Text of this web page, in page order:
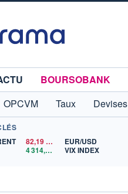
BOURSOBANK
OPCVM Taux Devises
82,19
4 314,46 $US
EUR/USD
VIX INDEX